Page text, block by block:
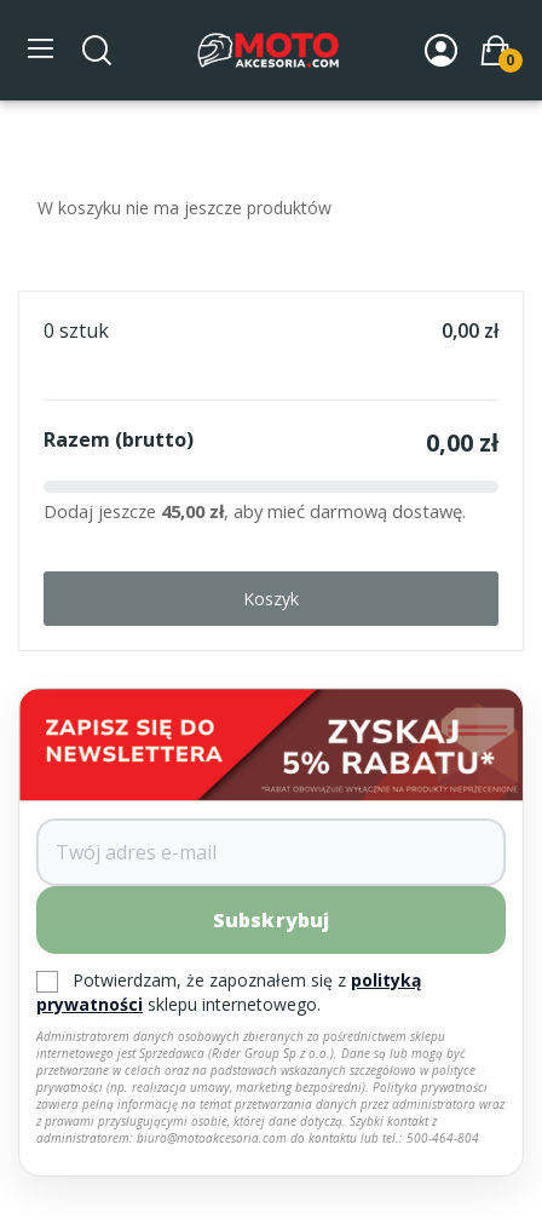
0
Koszyk
W koszyku nie ma jeszcze produktów
0 sztuk 0,00 zł
Razem (brutto) 0,00 zł
Dodaj jeszcze 45,00 zł, aby mieć darmową dostawę.
Koszyk
Subskrybuj
Potwierdzam, że zapoznałem się z polityką
prywatności sklepu internetowego.
Administratorem danych osobowych zbieranych za pośrednictwem sklepu
internetowego jest Sprzedawca (Rider Group Sp z o.o.). Dane są lub mogą być
przetwarzane w celach oraz na podstawach wskazanych szczegółowo w polityce
prywatności (np. realizacja umowy, marketing bezpośredni). Polityka prywatności
zawiera pełną informację na temat przetwarzania danych przez administratora wraz
z prawami przysługującymi osobie, której dane dotyczą. Szybki kontakt z
administratorem: biuro@motoakcesoria.com do kontaktu lub tel.: 500-464-804